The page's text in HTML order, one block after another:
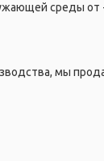
среды от
мы